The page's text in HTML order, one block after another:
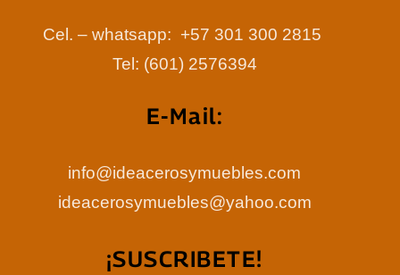
Cel. – whatsapp: +57 301 300 2815
Tel: (601) 2576394
E-Mail:
info@ideacerosymuebles.com
ideacerosymuebles@yahoo.com
¡SUSCRIBETE!